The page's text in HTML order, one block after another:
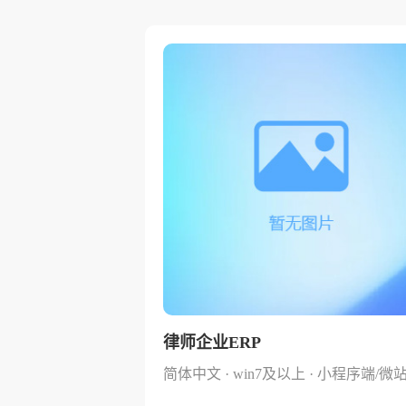
律师企业ERP
简体中文 · win7及以上 · 小程序端/微